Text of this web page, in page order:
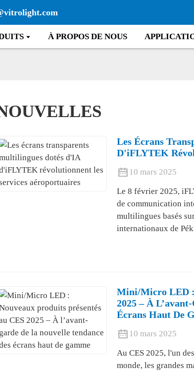
À PROPOS DE NOUS
Les Écrans
D'iFLYTEK
10 mars 2025
Le 8 février 2025,
de communication
multilingues basés
internationaux de
Mini/Micro LED :
2025 – À
Écrans Haut De
10 mars 2025
Au CES 2025, l'un
monde, les grandes